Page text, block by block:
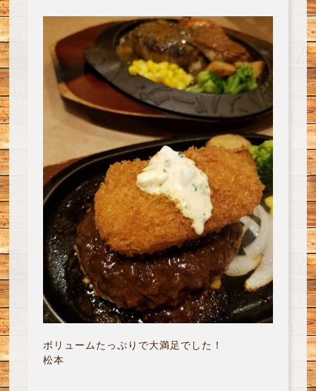
ボリュームたっぷりで大満足でした！
松本